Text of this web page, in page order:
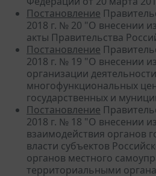
Постановление
2018 г. № 20 "О внесении
акты Правительства
Постановление
2018 г. № 19 "О внесении
организации деятельности
многофункциональных
государственных и
Постановление
2018 г. № 18 "О внесении
взаимодействия органов
власти субъектов
органов местного
территориальными